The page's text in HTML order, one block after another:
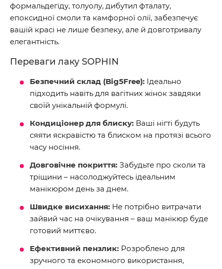
формальдегіду, толуолу, дибутил фталату,
епоксидної смоли та камфорної олії, забезпечує
вашій красі не лише безпеку, але й довготривалу
елегантність.
Переваги лаку SOPHIN
Безпечний склад (Big5Free): Ідеально
підходить навіть для вагітних жінок завдяки
своїй унікальній формулі.
Кондиціонер для блиску: Ваші нігті будуть
сяяти яскравістю та блиском на протязі всього
часу носіння.
Довговічне покриття: Забудьте про сколи та
тріщини – насолоджуйтесь ідеальним
манікюром день за днем.
Швидке висихання: Не потрібно витрачати
зайвий час на очікування – ваш манікюр буде
готовий миттєво.
Ефективний пензлик: Розроблено для
зручного та економного використання,